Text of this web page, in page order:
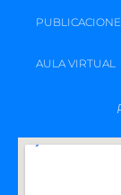
AULA VIRTUAL